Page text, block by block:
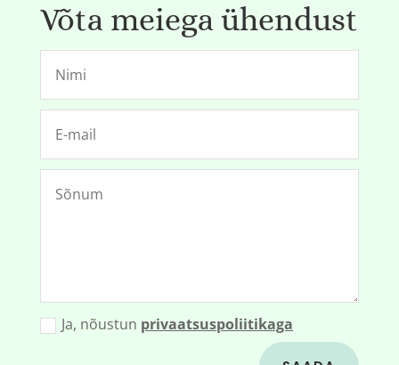
Võta meiega ühendust
Ja, nõustun privaatsuspoliitikaga